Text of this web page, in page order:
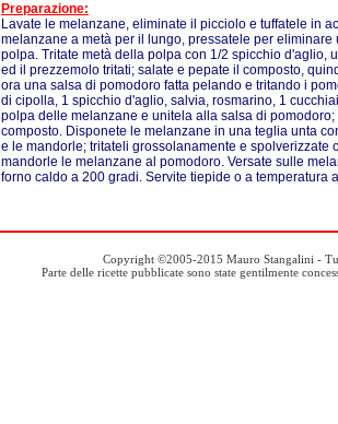
Preparazione:
Lavate le melanzane, eliminate il picciolo e tuffatele in
melanzane a metà per il lungo, pressatele per
polpa. Tritate metà della polpa con 1/2 spicchio d'aglio,
ed il prezzemolo tritati; salate e pepate il composto,
ora una salsa di pomodoro fatta pelando e tritando i
di cipolla, 1 spicchio d'aglio, salvia, rosmarino, 1
polpa delle melanzane e unitela alla salsa di
composto. Disponete le melanzane in una teglia unta
e le mandorle; tritateli grossolanamente e spolverizzate
mandorle le melanzane al pomodoro. Versate sulle
forno caldo a 200 gradi. Servite tiepide o a temperatura
Copyright ©2005-2015 Mauro Stangalini -
Parte delle ricette pubblicate sono state gentilmente